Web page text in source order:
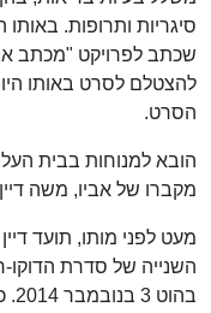
סיגריות ותרופות.
שכתב לפרויקט "מכתב
להצטלם לסרט באותו
הסרט.
הובא למנוחות בבית
מקברו של אביו, משה
מעט לפני מותו, תועד
השנייה של סדרת